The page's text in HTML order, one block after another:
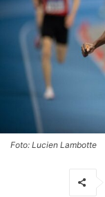
Foto: Lucien Lambotte